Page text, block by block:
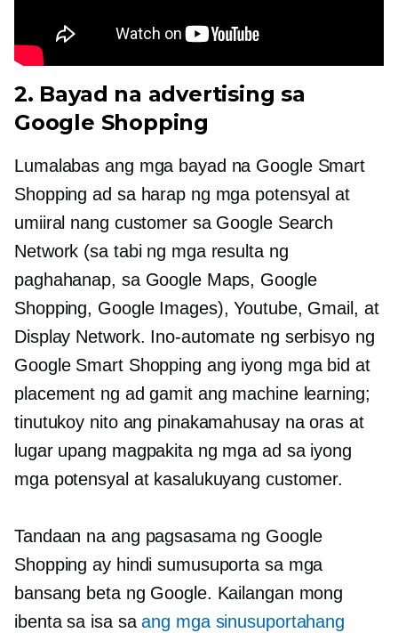
2. Bayad na advertising sa
Google Shopping
Lumalabas ang mga bayad na Google Smart
Shopping ad sa harap ng mga potensyal at
umiiral nang customer sa Google Search
Network (sa tabi ng mga resulta ng
paghahanap, sa Google Maps, Google
Shopping, Google Images), Youtube, Gmail, at
Display Network. Ino-automate ng serbisyo ng
Google Smart Shopping ang iyong mga bid at
placement ng ad gamit ang machine learning;
tinutukoy nito ang pinakamahusay na oras at
lugar upang magpakita ng mga ad sa iyong
mga potensyal at kasalukuyang customer.
Tandaan na ang pagsasama ng Google
Shopping ay hindi sumusuporta sa mga
bansang beta ng Google. Kailangan mong
ibenta sa isa saang mga sinusuportahang